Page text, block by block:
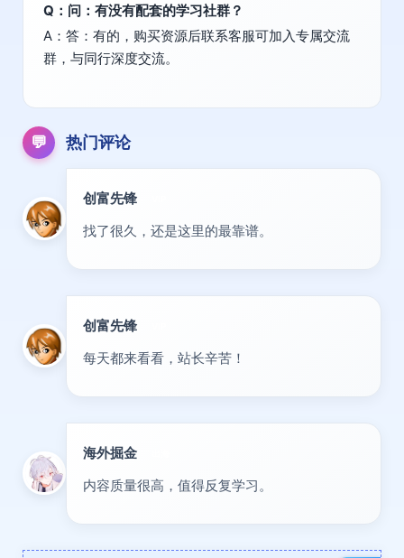
Q：问：有没有配套的学习社群？
A：答：有的，购买资源后联系客服可加入专属交流
群，与同行深度交流。
💬 热门评论
创富先锋
找了很久，还是这里的最靠谱。
创富先锋
每天都来看看，站长辛苦！
海外掘金
内容质量很高，值得反复学习。